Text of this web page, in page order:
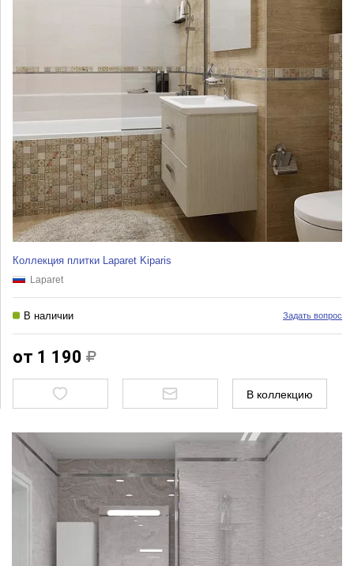
Коллекция плитки Laparet Kiparis
Laparet
В наличии Задать вопрос
от 1 190
В коллекцию